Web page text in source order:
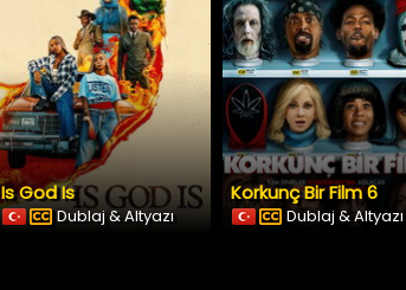
Is God Is
Dublaj & Altyazı
Korkunç Bir Film 6
Dublaj & Altyazı